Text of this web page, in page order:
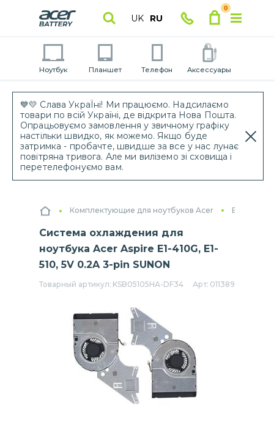
💙💛 Слава УкраЇні! Ми працюємо. Надсилаємо
товари по всій Україні, де відкрита Нова Пошта.
Опрацьовуємо замовлення у звичному графіку
настільки швидко, як можемо. Якщо буде
затримка - пробачте, швидше за все у нас лунає
повітряна тривога. Але ми виліземо зі сховища і
перетелефонуємо вам.
UK RU
0
Ноутбук Планшет Телефон Аксессуары
Комплектующие для ноутбуков Acer
Система охлаждения для
ноутбука Acer Aspire E1-410G, E1-
510, 5V 0.2A 3-pin SUNON
Товарный артикул: KSB05105HA-DF34 Арт: 011389